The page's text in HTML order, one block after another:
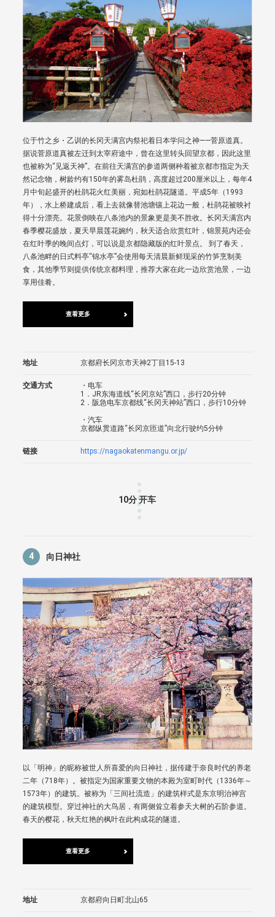
位于竹之乡・乙训的长冈天满宫内祭祀着日本学问之神——菅原道真。
据说菅原道真被左迁到太宰府途中，曾在这里转头回望京都，因此这里
也被称为“见返天神”。在前往天满宫的参道两侧种着被京都市指定为天
然记念物，树龄约有150年的雾岛杜鹃，高度超过200厘米以上，每年4
月中旬起盛开的杜鹃花火红美丽，宛如杜鹃花隧道。平成5年（1993
年），水上桥建成后，看上去就像替池塘镶上花边一般，杜鹃花被映衬
得十分漂亮。花景倒映在八条池内的景象更是美不胜收。长冈天满宫内
春季樱花盛放，夏天早晨莲花婉约，秋天适合欣赏红叶，锦景苑内还会
在红叶季的晚间点灯，可以说是京都隐藏版的红叶景点。 到了春天，
八条池畔的日式料亭“锦水亭”会使用每天清晨新鲜现采的竹笋烹制美
食，其他季节则提供传统京都料理，推荐大家在此一边欣赏池景，一边
享用佳肴。
查看更多
地址 京都府长冈京市天神2丁目15-13
交通方式
・电车
1．JR东海道线“长冈京站”西口，步行20分钟
2．阪急电车京都线“长冈天神站”西口，步行10分钟
・汽车
京都纵贯道路“长冈京匝道”向北行驶约5分钟
链接 https://nagaokatenmangu.or.jp/
10分 开车
4 向日神社
以「明神」的昵称被世人所喜爱的向日神社，据传建于奈良时代的养老
二年（718年）。被指定为国家重要文物的本殿为室町时代（1336年～
1573年）的建筑。被称为「三间社流造」的建筑样式是东京明治神宫
的建筑模型。穿过神社的大鸟居，有两侧耸立着参天大树的石阶参道。
春天的樱花，秋天红艳的枫叶在此构成花的隧道。
查看更多
地址 京都府向日町北山65